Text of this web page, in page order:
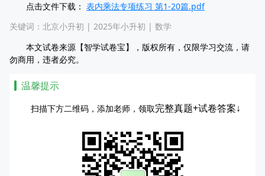
点击文件下载： 表内乘法专项练习 第1-20篇.pdf
关键词： 北京小升初 | 2025年小升初 | 数学
本文试卷来源【智学试卷宝】，版权所有，仅限学习交流，请
勿商用，违者必究。
温馨提示
扫描下方二维码，添加老师，领取完整真题+试卷答案↓